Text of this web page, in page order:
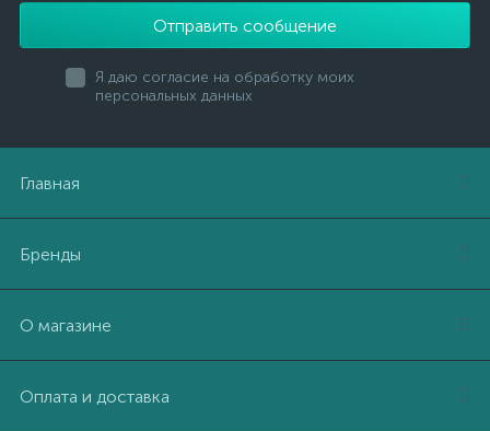
Отправить сообщение
Я даю согласие на обработку моих
персональных данных
Главная
Бренды
О магазине
Оплата и доставка